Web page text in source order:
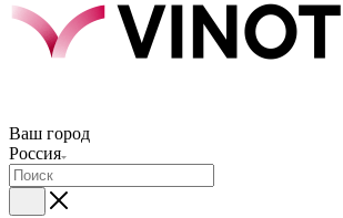
Ваш город
Россия